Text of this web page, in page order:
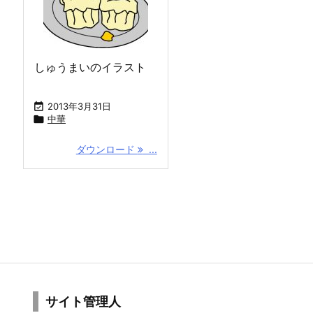
しゅうまいのイラスト
 2013年3月31日
 中華
ダウンロード ...
サイト管理人